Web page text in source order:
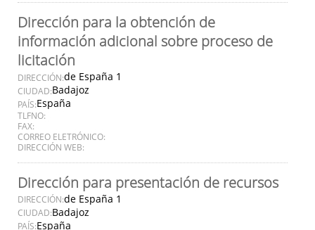
Dirección para la obtención de
información adicional sobre proceso de
licitación
DIRECCIÓN:de España 1
CIUDAD:Badajoz
PAÍS:España
TLFNO:
FAX:
CORREO ELETRÓNICO:
DIRECCIÓN WEB:
Dirección para presentación de recursos
DIRECCIÓN:de España 1
CIUDAD:Badajoz
PAÍS:España